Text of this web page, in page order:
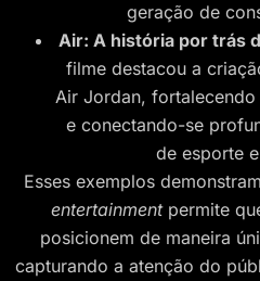
geração de
Air: A história por trás
filme destacou a
Air Jordan,
e conectando-se
de esporte
Esses exemplos
entertainmentpermite
posicionem de maneira
capturando a atenção do